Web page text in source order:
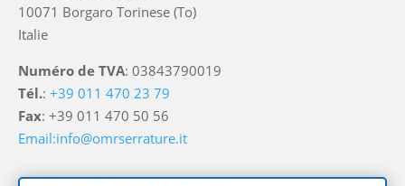
10071 Borgaro Torinese (To)
Italie
Numéro de TVA: 03843790019
Tél.:+39 011 470 23 79
Fax: +39 011 470 50 56
Email:info@omrserrature.it